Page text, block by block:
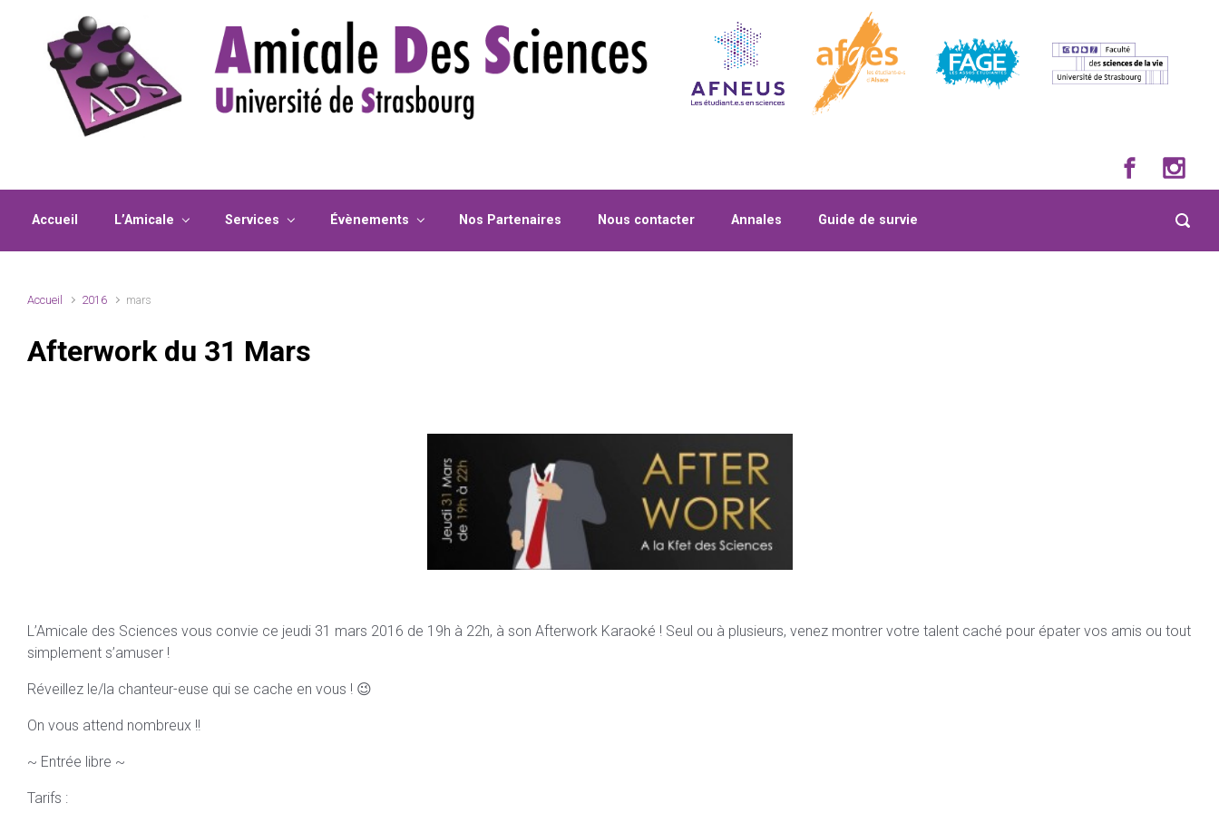
Skip to main content
Accueil L’Amicale Services Évènements Nos Partenaires Nous contacter Annales Guide de survie
Accueil 2016 mars
Afterwork du 31 Mars
L’Amicale des Sciences vous convie ce jeudi 31 mars 2016 de 19h à 22h, à son Afterwork Karaoké ! Seul ou à plusieurs, venez montrer votre talent caché pour épater vos amis ou tout
simplement s’amuser !
Réveillez le/la chanteur-euse qui se cache en vous ! 😉
On vous attend nombreux !!
~ Entrée libre ~
Tarifs :